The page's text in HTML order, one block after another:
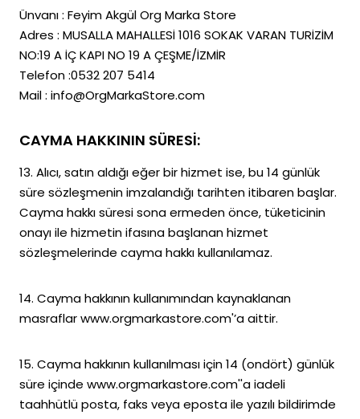
Ünvanı : Feyim Akgül Org Marka Store
Adres : MUSALLA MAHALLESİ 1016 SOKAK VARAN TURİZİM
NO:19 A İÇ KAPI NO 19 A ÇEŞME/İZMİR
Telefon :0532 207 5414
Mail : info@OrgMarkaStore.com
CAYMA HAKKININ SÜRESİ:
13. Alıcı, satın aldığı eğer bir hizmet ise, bu 14 günlük
süre sözleşmenin imzalandığı tarihten itibaren başlar.
Cayma hakkı süresi sona ermeden önce, tüketicinin
onayı ile hizmetin ifasına başlanan hizmet
sözleşmelerinde cayma hakkı kullanılamaz.
14. Cayma hakkının kullanımından kaynaklanan
masraflar www.orgmarkastore.com'’a aittir.
15. Cayma hakkının kullanılması için 14 (ondört) günlük
süre içinde www.orgmarkastore.com''a iadeli
taahhütlü posta, faks veya eposta ile yazılı bildirimde